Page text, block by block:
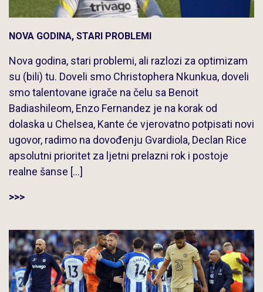
NOVA GODINA, STARI PROBLEMI
Nova godina, stari problemi, ali razlozi za optimizam
su (bili) tu. Doveli smo Christophera Nkunkua, doveli
smo talentovane igrače na čelu sa Benoit
Badiashileom, Enzo Fernandez je na korak od
dolaska u Chelsea, Kante će vjerovatno potpisati novi
ugovor, radimo na dovođenju Gvardiola, Declan Rice
apsolutni prioritet za ljetni prelazni rok i postoje
realne šanse […]
>>>